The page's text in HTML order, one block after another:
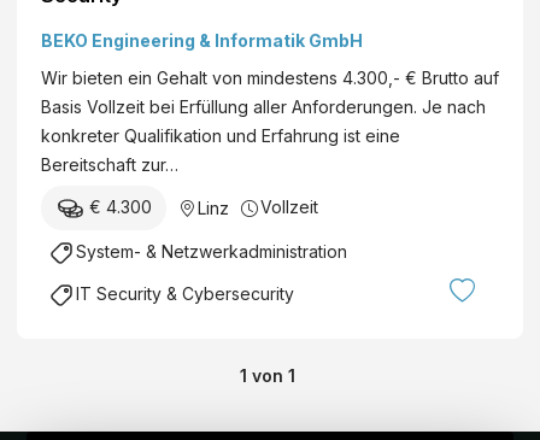
BEKO Engineering & Informatik GmbH
Wir bieten ein Gehalt von mindestens 4.300,- € Brutto auf
Basis Vollzeit bei Erfüllung aller Anforderungen. Je nach
konkreter Qualifikation und Erfahrung ist eine
Bereitschaft zur…
€ 4.300 Linz Vollzeit
System- & Netzwerkadministration
IT Security & Cybersecurity
1 von 1